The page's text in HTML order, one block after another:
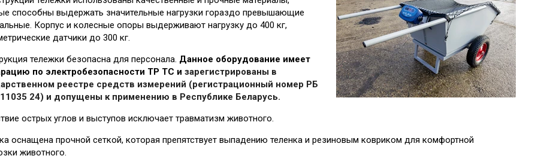
способны выдержать значительные нагрузки гораздо превышающие
Корпус и колесные опоры выдерживают нагрузку до 400 кг,
датчики до 300 кг.
тележки безопасна для персонала. Данное оборудование имеет
по электробезопасности ТР ТС изарегистрированы в
реестре средств измерений (регистрационный номер РБ
24) и допущены к применению в Республике Беларусь.
острых углов и выступов исключает травматизм животного.
оснащена прочной сеткой, которая препятствует выпадению теленка и резиновым ковриком для комфортной
животного.